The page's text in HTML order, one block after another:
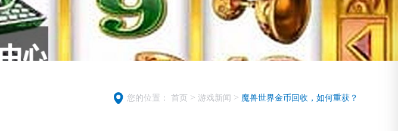
您的位置： 首页 > 游戏新闻 > 魔兽世界金币回收，如何重获？